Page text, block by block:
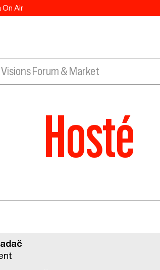
On Air
Forum & Market
Hosté